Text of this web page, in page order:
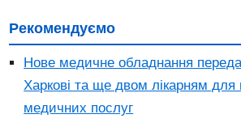
Рекомендуємо
Нове медичне обладнання
Харкові та ще двом лікарням для
медичних послуг